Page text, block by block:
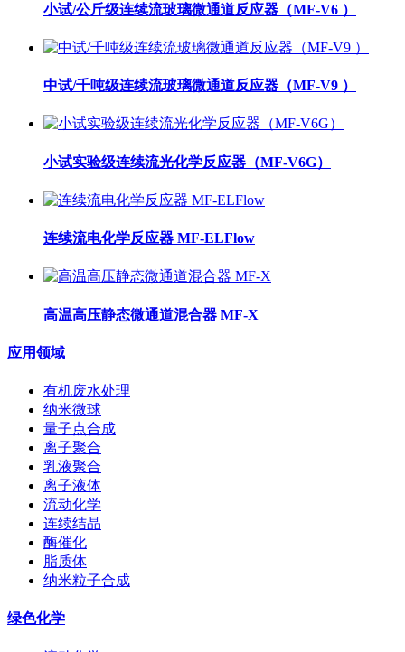
小试/公斤级连续流玻璃微通道反应器（MF-V6 ）
中试/千吨级连续流玻璃微通道反应器（MF-V9 ）
小试实验级连续流光化学反应器（MF-V6G）
连续流电化学反应器 MF-ELFlow
高温高压静态微通道混合器 MF-X
应用领域
有机废水处理
纳米微球
量子点合成
离子聚合
乳液聚合
离子液体
流动化学
连续结晶
酶催化
脂质体
纳米粒子合成
绿色化学